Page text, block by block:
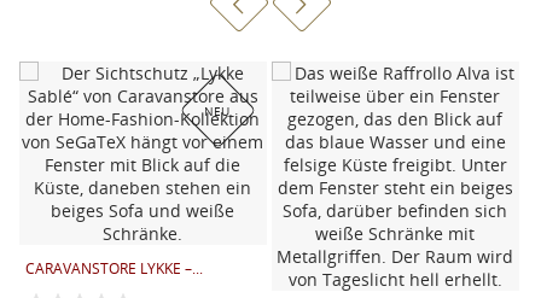
NEU
CARAVANSTORE LYKKE –...